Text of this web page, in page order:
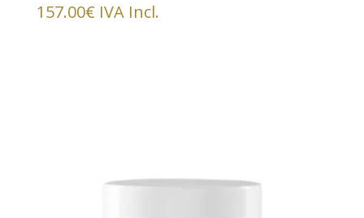
157.00€ IVA Incl.